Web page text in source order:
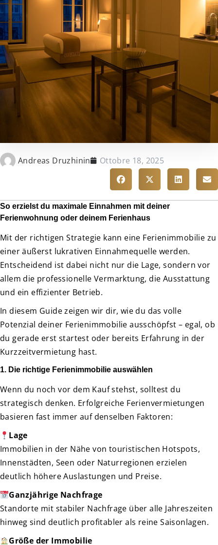
Andreas Druzhinin Ottobre 18, 2025
So erzielst du maximale Einnahmen mit deiner
Ferienwohnung oder deinem Ferienhaus
Mit der richtigen Strategie kann eine Ferienimmobilie zu
einer äußerst lukrativen Einnahmequelle werden.
Entscheidend ist dabei nicht nur die Lage, sondern vor
allem die professionelle Vermarktung, die Ausstattung
und ein effizienter Betrieb.
In diesem Guide zeigen wir dir, wie du das volle
Potenzial deiner Ferienimmobilie ausschöpfst – egal, ob
du gerade erst startest oder bereits Erfahrung in der
Kurzzeitvermietung hast.
1. Die richtige Ferienimmobilie auswählen
Wenn du noch vor dem Kauf stehst, solltest du
strategisch denken. Erfolgreiche Ferienvermietungen
basieren fast immer auf denselben Faktoren:
Lage
Immobilien in der Nähe von touristischen Hotspots,
Innenstädten, Seen oder Naturregionen erzielen
deutlich höhere Auslastungen und Preise.
Ganzjährige Nachfrage
Standorte mit stabiler Nachfrage über alle Jahreszeiten
hinweg sind deutlich profitabler als reine Saisonlagen.
Größe der Immobilie